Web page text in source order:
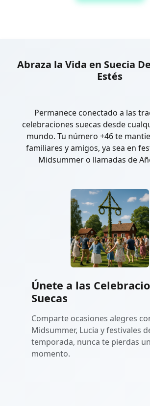
Abraza la Vida en Suecia
Estés
Permanece conectado a las
celebraciones suecas desde
mundo. Tu número +46 te
familiares y amigos, ya sea en
Midsummer o llamadas de
Únete a las
Suecas
Comparte ocasiones alegres
Midsummer, Lucia y festivales
temporada, nunca te pierdas un
momento.